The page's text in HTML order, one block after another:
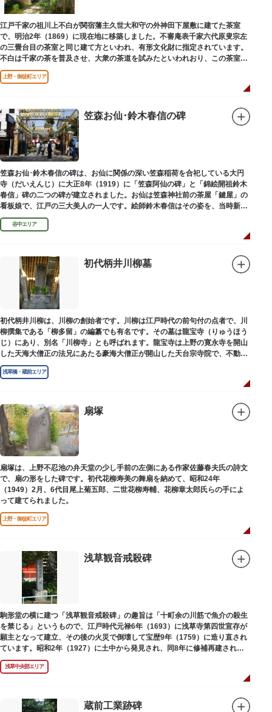
江戸千家の祖川上不白が関宿藩主久世大和守の外神田下屋敷に建てた茶室
で、明治2年（1869）に現在地に移築しました。不審庵表千家六代原叟宗左
の三畳台目の茶室と同じ建て方といわれ、有形文化財に指定されています。
不白は千家の茶を普及させ、大衆の茶道を試みたといわれおり、この茶室は
江戸千家を広める拠点となりました。
上野・御徒町エリア
笠森お仙･鈴木春信の碑
笠森お仙･鈴木春信の碑は、お仙に関係の深い笠森稲荷を合祀している大円
寺（だいえんじ）に大正8年（1919）に「笠森阿仙の碑」と「錦絵開祖鈴木
春信」碑の二つの碑が建立されました。お仙は笠森神社前の茶屋「鍵屋」の
看板娘で、江戸の三大美人の一人です。絵師鈴木春信はその姿を、当時新し
い絵画様式である多色刷り版画「錦絵」に描きました。
谷中エリア
初代柄井川柳墓
初代柄井川柳は、川柳の創始者です。川柳は江戸時代の前句付の点者で、川
柳撰集である「柳多留」の編纂でも有名です。その墓は龍宝寺（りゅうほう
じ）にあり、別名「川柳寺」とも呼ばれます。龍宝寺は上野の寛永寺を開山
した天海大僧正の法兄にあたる豪海大僧正が開山した天台宗寺院で、不動明
王の梵字を刻んだ板碑が境内に残っています。
浅草橋・蔵前エリア
扇塚
扇塚は、上野不忍池の弁天堂の少し手前の左側にある作家佐藤春夫氏の詩文
で、扇の形をした碑です。初代花柳寿美の舞扇を納めて、昭和24年
（1949）2月、6代目尾上菊五郎、二世花柳寿輔、花柳章太郎氏らの手によ
って建てられました。
上野・御徒町エリア
浅草観音戒殺碑
駒形堂の横に建つ「浅草観音戒殺碑」の趣旨は「十町余の川筋で魚介の殺生
を禁じる」というもので、江戸時代元禄6年（1693）に浅草寺第四世宣存が
願主となって建立、その後の火災で倒壊して宝歴9年（1759）に造り直され
ています。昭和2年（1927）に土中から発見され、同8年に修補再建された
碑がどちらのものであるかは不明です。
浅草中央部エリア
蔵前工業跡碑